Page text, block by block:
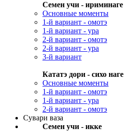
Семен учи - ириминаге
Основные моменты
1-й вариант - омотэ
1-й вариант - ура
2-й вариант - омотэ
2-й вариант - ура
3-й вариант
Кататэ дори - сихо наге
Основные моменты
1-й вариант - омотэ
1-й вариант - ура
2-й вариант - омотэ
Сувари ваза
Семен учи - икке